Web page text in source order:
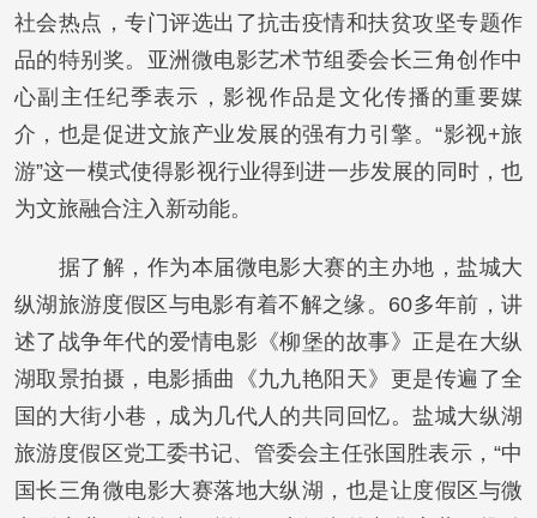
社会热点，专门评选出了抗击疫情和扶贫攻坚专题作
品的特别奖。亚洲微电影艺术节组委会长三角创作中
心副主任纪季表示，影视作品是文化传播的重要媒
介，也是促进文旅产业发展的强有力引擎。“影视+旅
游”这一模式使得影视行业得到进一步发展的同时，也
为文旅融合注入新动能。
据了解，作为本届微电影大赛的主办地，盐城大
纵湖旅游度假区与电影有着不解之缘。60多年前，讲
述了战争年代的爱情电影《柳堡的故事》正是在大纵
湖取景拍摄，电影插曲《九九艳阳天》更是传遍了全
国的大街小巷，成为几代人的共同回忆。盐城大纵湖
旅游度假区党工委书记、管委会主任张国胜表示，“中
国长三角微电影大赛落地大纵湖，也是让度假区与微